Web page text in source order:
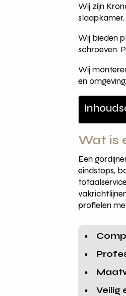
Wij zijn
slaapkamer.
Wij bieden
schroeven.
Wij
en
Wat is
Een
eindstops,
profielen
Veilig